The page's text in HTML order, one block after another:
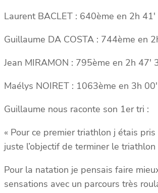
Laurent BACLET : 640ème en 2h 41′
Guillaume DA COSTA : 744ème en
Jean MIRAMON : 795ème en 2h 47′
Maélys NOIRET : 1063ème en 3h
Guillaume nous raconte son 1er tri :
« Pour ce premier triathlon j étais
juste l’objectif de terminer le
Pour la natation je pensais faire
sensations avec un parcours très